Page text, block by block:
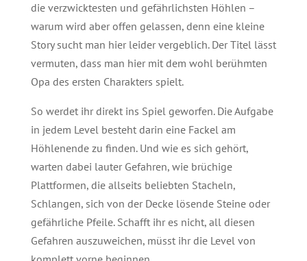
die verzwicktesten und gefährlichsten Höhlen –
warum wird aber offen gelassen, denn eine kleine
Story sucht man hier leider vergeblich. Der Titel lässt
vermuten, dass man hier mit dem wohl berühmten
Opa des ersten Charakters spielt.
So werdet ihr direkt ins Spiel geworfen. Die Aufgabe
in jedem Level besteht darin eine Fackel am
Höhlenende zu finden. Und wie es sich gehört,
warten dabei lauter Gefahren, wie brüchige
Plattformen, die allseits beliebten Stacheln,
Schlangen, sich von der Decke lösende Steine oder
gefährliche Pfeile. Schafft ihr es nicht, all diesen
Gefahren auszuweichen, müsst ihr die Level von